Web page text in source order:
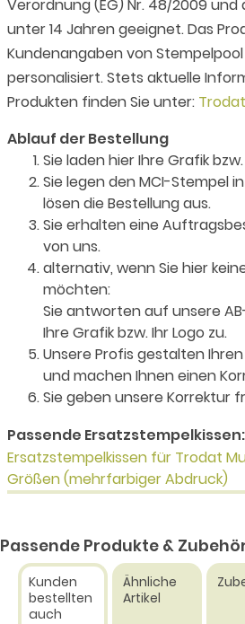
Verordnung (EG) Nr. 48/2009
unter 14 Jahren geeignet. Das
Kundenangaben von
personalisiert. Stets aktuelle
Produkten finden Sie unter:
Ablauf der Bestellung
Sie laden hier Ihre Grafik
Sie legen den MCI-Stempel
lösen die Bestellung aus.
Sie erhalten eine
von uns.
alternativ, wenn Sie hier
möchten:
Sie antworten auf unsere
Ihre Grafik bzw. Ihr Logo zu.
Unsere Profis gestalten
und machen Ihnen einen
Sie geben unsere Korrektur
Passende Ersatzstempelkissen:
Ersatzstempelkissen für Trodat
Größen (mehrfarbiger Abdruck)
Passende Produkte &
Kunden
bestellten
auch
Ähnliche
Artikel